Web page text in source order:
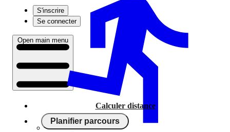
S'inscrire
Se connecter
Open main menu
Calculer distance
Planifier parcours